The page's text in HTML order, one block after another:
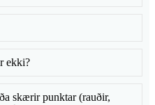
ekki?
skærir punktar (rauðir,